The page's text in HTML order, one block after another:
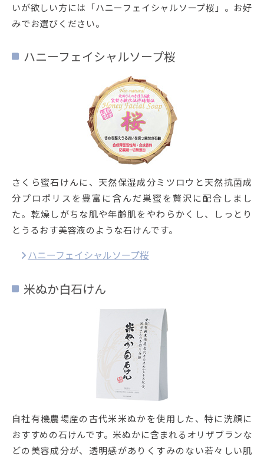
いが欲しい方には「ハニーフェイシャルソープ桜」。お好
みでお選びください。
ハニーフェイシャルソープ桜
さくら蜜石けんに、天然保湿成分ミツロウと天然抗菌成
分プロポリスを豊富に含んだ巣蜜を贅沢に配合しまし
た。乾燥しがちな肌や年齢肌をやわらかくし、しっとり
とうるおす美容液のような石けんです。
ハニーフェイシャルソープ桜
米ぬか白石けん
自社有機農場産の古代米米ぬかを使用した、特に洗顔に
おすすめの石けんです。米ぬかに含まれるオリザブランな
どの美容成分が、透明感がありくすみのない若々しい肌